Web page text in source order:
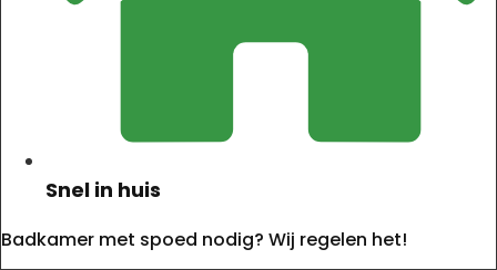
Snel in huis
Badkamer met spoed nodig? Wij regelen het!